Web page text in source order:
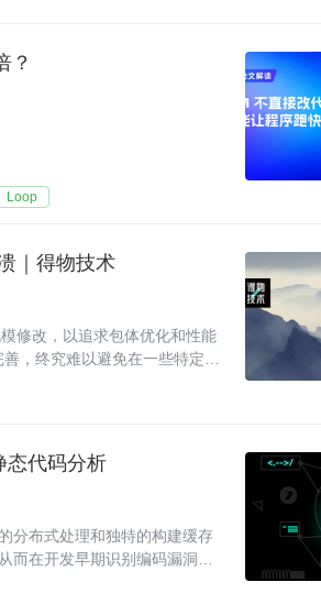
？
Loop
｜得物技术
修改，以追求包体优化和性能
，终究难以避免在一些特定场
态代码分析
分布式处理和独特的构建缓存
在开发早期识别编码漏洞和